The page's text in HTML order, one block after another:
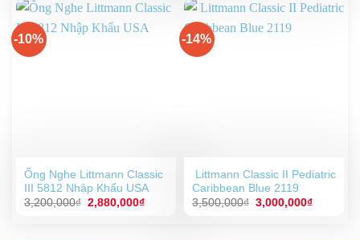
3,200,000₫.là:
3,200,000₫.là:
-10%
Ống Nghe Littmann Classic
III 5812 Nhập Khẩu USA
3,200,000₫ Giá
2,880,000₫Giá
-14%
Littmann Classic II Pediatric
Caribbean Blue 2119
3,500,000₫ Giá
3,000,000₫Giá